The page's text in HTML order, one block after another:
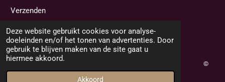
Deze website gebruikt cookies voor analyse-
doeleinden en/of het tonen van advertenties. Door
gebruik te blijven maken van de site gaat u
hiermee akkoord.
Akkoord
Verzenden
©
2020 Jouw2dekans